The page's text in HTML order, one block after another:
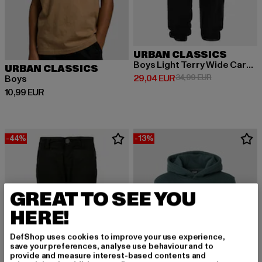
URBAN CLASSICS
Boys
10,99 EUR
Derzeitiger Preis: 10,99 EUR
URBAN CLASSICS
Boys Light Terry Wide Cargo
29,04 EUR
Derzeitiger Preis: 29,04 EUR
34,99 EURAktionspreis:
-44% -13%
GREAT TO SEE YOU
HERE!
DefShop uses cookies to improve your use experience,
save your preferences, analyse use behaviour and to
provide and measure interest-based contents and